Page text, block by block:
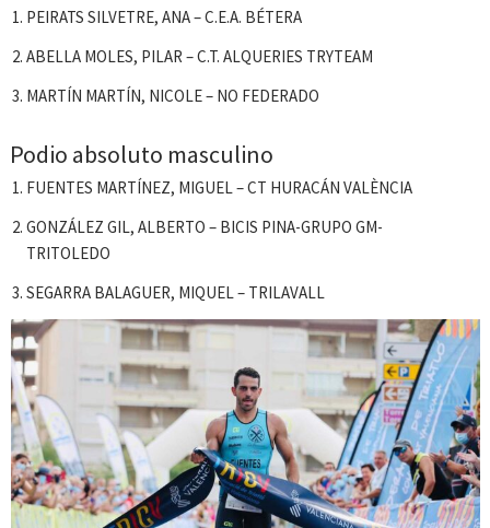
PEIRATS SILVETRE, ANA – C.E.A. BÉTERA
ABELLA MOLES, PILAR – C.T. ALQUERIES TRYTEAM
MARTÍN MARTÍN, NICOLE – NO FEDERADO
Podio absoluto masculino
FUENTES MARTÍNEZ, MIGUEL – CT HURACÁN VALÈNCIA
GONZÁLEZ GIL, ALBERTO – BICIS PINA-GRUPO GM-
TRITOLEDO
SEGARRA BALAGUER, MIQUEL – TRILAVALL